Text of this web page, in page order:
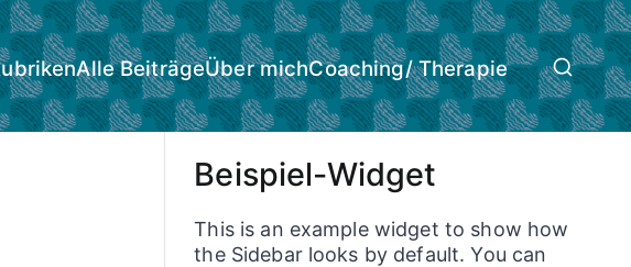
Alle BeiträgeÜber michCoaching/ Therapie
Beispiel-Widget
This is an example widget to show how
the Sidebar looks by default. You can